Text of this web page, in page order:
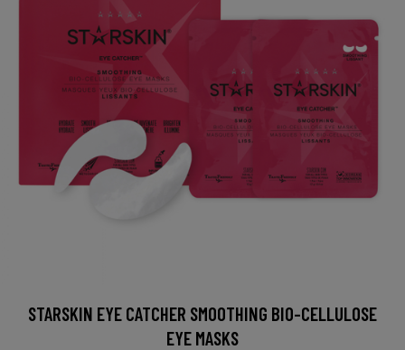
STARSKIN EYE CATCHER SMOOTHING BIO-CELLULOSE
EYE MASKS